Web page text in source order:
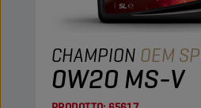
CHAMPION OEM
0W20 MS-V